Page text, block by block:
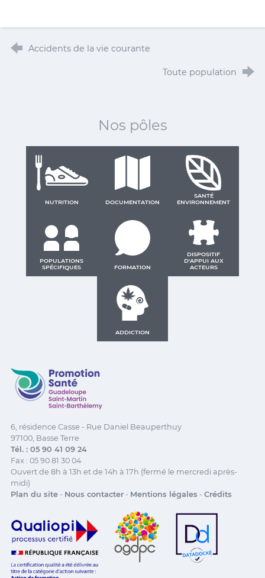
Accidents de la vie courante
Toute population
Nos pôles
NUTRITION DOCUMENTATION
SANTÉ
ENVIRONNEMENT
POPULATIONS
SPÉCIFIQUES
FORMATION
DISPOSITIF
D'APPUI AUX
ACTEURS
ADDICTION
Promotion Santé Guadeloupe, Saint-Martin, Saint
6, résidence Casse - Rue Daniel Beauperthuy
97100, Basse Terre
Tél. : 05 90 41 09 24
Fax : 05 90 81 30 04
Ouvert de 8h à 13h et de 14h à 17h (fermé le mercredi après-
midi)
Plan du site- Nous contacter- Mentions légales - Crédits